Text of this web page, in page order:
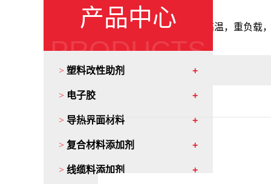
产品中心
PRODUCTS
> 塑料改性助剂
> 电子胶
> 导热界面材料
> 复合材料添加剂
> 线缆料添加剂
烧结厂和热轧厂里面接触高温，重负
应用